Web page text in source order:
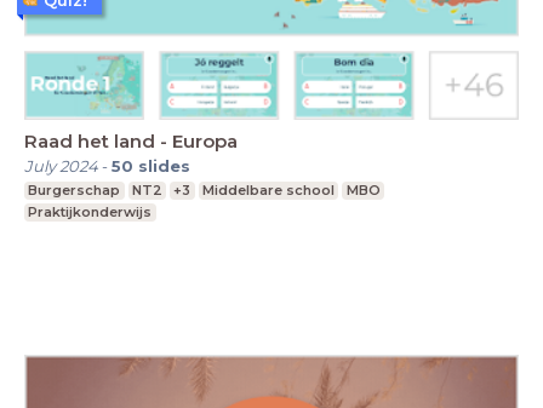
Raad het land - Europa
July 2024-50 slides
Burgerschap NT2 +3 Middelbare school
MBO
Praktijkonderwijs